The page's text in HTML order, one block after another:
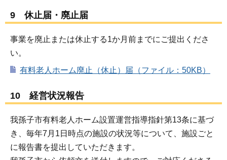
9 休止届・廃止届
事業を廃止または休止する1か月前までにご提出くださ
い。
有料老人ホーム廃止（休止）届（ファイル：50KB）
10 経営状況報告
我孫子市有料老人ホーム設置運営指導指針第13条に基づ
き、毎年7月1日時点の施設の状況等について、施設ごと
に報告書を提出していただきます。